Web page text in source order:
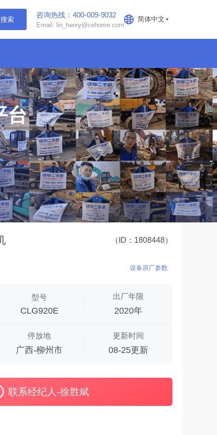
搜索
咨询热线：400-009-9032
Email: lin_henry@cehome.com
简体中文
台
（ID：1808448）
设备原厂参数
型号
CLG920E
出厂年限
2020年
停放地
广西-柳州市
更新时间
08-25更新
联系经纪人-徐胜斌